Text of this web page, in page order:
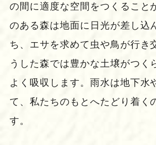
の間に適度な空間をつくること
のある森は地面に日光が差し込
ち、エサを求めて虫や鳥が行き
うした森では豊かな土壌がつく
よく吸収します。雨水は地下水
て、私たちのもとへたどり着く
す。